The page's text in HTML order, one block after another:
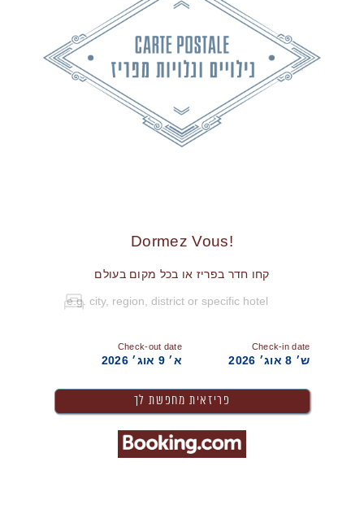
!Dormez Vous
קחו חדר בפריז או בכל מקום בעולם
Check-in date
ש׳ 8 אוג׳ 2026
Check-out date
א׳ 9 אוג׳ 2026